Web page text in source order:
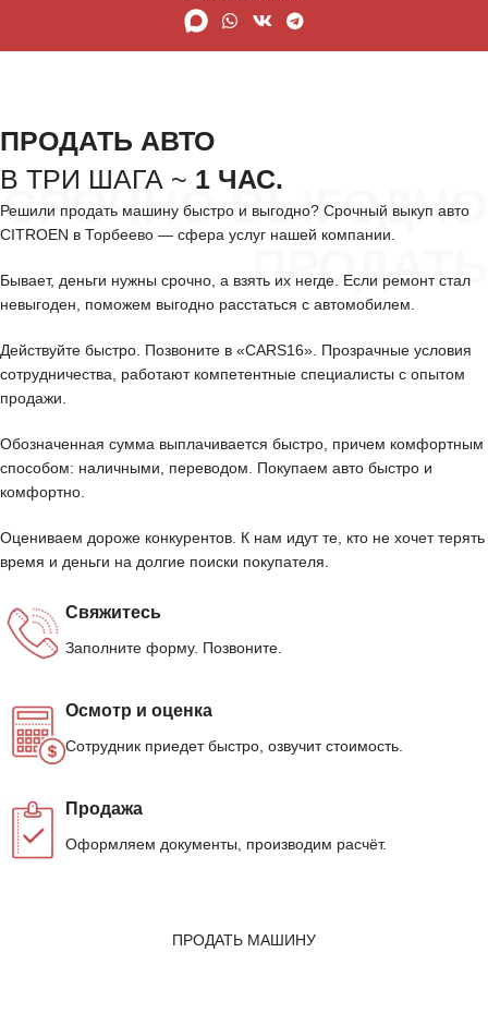
СРОЧНО ВЫГОДНО
ПРОДАТЬ
ПРОДАТЬ АВТО
В ТРИ ШАГА ~ 1 ЧАС.
Решили продать машину быстро и выгодно? Срочный выкуп авто
CITROEN в Торбеево — сфера услуг нашей компании.
Бывает, деньги нужны срочно, а взять их негде. Если ремонт стал
невыгоден, поможем выгодно расстаться с автомобилем.
Действуйте быстро. Позвоните в «CARS16». Прозрачные условия
сотрудничества, работают компетентные специалисты с опытом
продажи.
Обозначенная сумма выплачивается быстро, причем комфортным
способом: наличными, переводом. Покупаем авто быстро и
комфортно.
Оцениваем дороже конкурентов. К нам идут те, кто не хочет терять
время и деньги на долгие поиски покупателя.
Свяжитесь
Заполните форму. Позвоните.
Осмотр и оценка
Сотрудник приедет быстро, озвучит стоимость.
Продажа
Оформляем документы, производим расчёт.
ПРОДАТЬ МАШИНУ